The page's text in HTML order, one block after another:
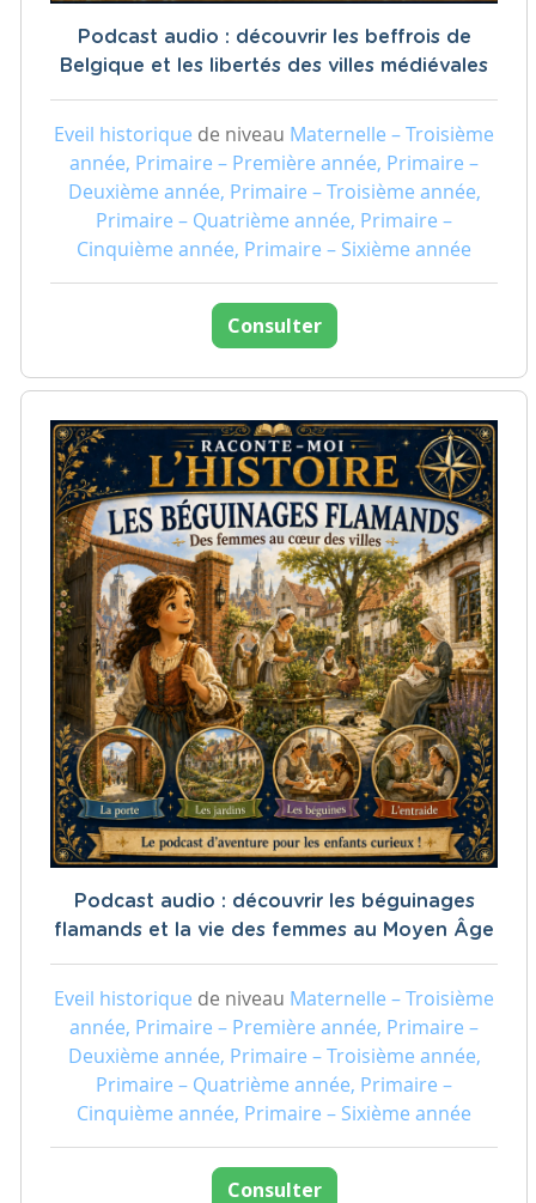
Podcast audio : découvrir les beffrois de
Belgique et les libertés des villes médiévales
Eveil historique de niveau Maternelle – Troisième
année, Primaire – Première année, Primaire –
Deuxième année, Primaire – Troisième année,
Primaire – Quatrième année, Primaire –
Cinquième année, Primaire – Sixième année
Consulter
Podcast audio : découvrir les béguinages
flamands et la vie des femmes au Moyen Âge
Eveil historique de niveau Maternelle – Troisième
année, Primaire – Première année, Primaire –
Deuxième année, Primaire – Troisième année,
Primaire – Quatrième année, Primaire –
Cinquième année, Primaire – Sixième année
Consulter